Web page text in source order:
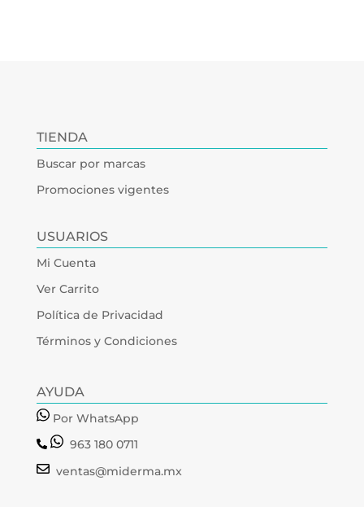
TIENDA
Buscar por marcas
Promociones vigentes
USUARIOS
Mi Cuenta
Ver Carrito
Política de Privacidad
Términos y Condiciones
AYUDA
Por WhatsApp
963 180 0711
ventas@miderma.mx